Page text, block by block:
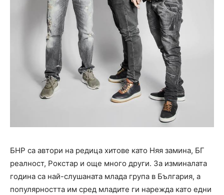
БНР са автори на редица хитове като Няя замина, БГ
реалност, Рокстар и още много други. За изминалата
година са най-слушаната млада група в България, а
популярността им сред младите ги нарежда като едни